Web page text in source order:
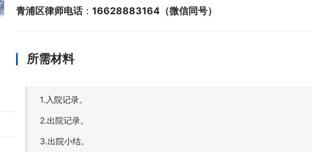
青浦区律师电话： 16628883164（微信同号）
所需材料
1.入院记录。
2.出院记录。
3.出院小结。